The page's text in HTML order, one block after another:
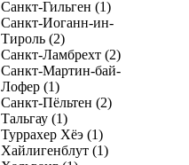
Санкт-Гильген (1)
Санкт-Иоганн-ин-
Тироль (2)
Санкт-Ламбрехт (2)
Санкт-Мартин-бай-
Лофер (1)
Санкт-Пёльтен (2)
Тальгау (1)
Туррахер Хёэ (1)
Хайлигенблут (1)